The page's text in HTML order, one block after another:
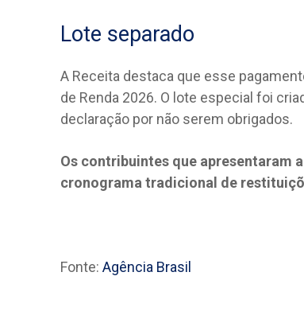
Lote separado
A Receita destaca que esse
de Renda 2026. O lote especial foi
declaração por não serem obrigados.
Os contribuintes que apresentaram
cronograma tradicional de
Fonte: Agência Brasil